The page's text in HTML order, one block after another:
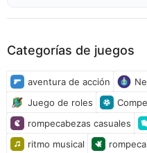
Categorías de juegos
aventura de acción
Juego de roles
rompecabezas casuales
ritmo musical